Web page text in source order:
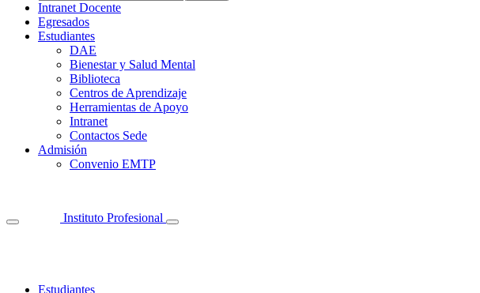
Intranet Docente
Egresados
Estudiantes
DAE
Bienestar y Salud Mental
Biblioteca
Centros de Aprendizaje
Herramientas de Apoyo​
Intranet
Contactos Sede
Admisión
Convenio EMTP
Instituto Profesional
Estudiantes